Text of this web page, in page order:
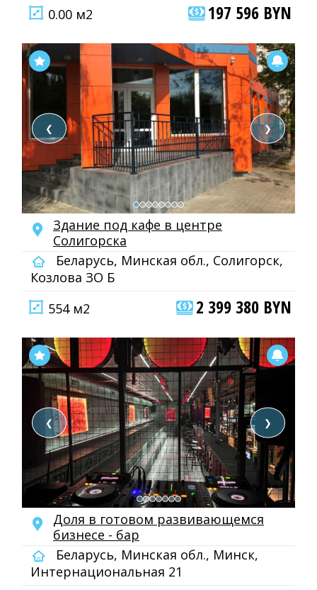
0.00 м2
197 596 BYN
❮ ❯
Здание под кафе в центре
Солигорска
Беларусь, Минская обл., Солигорск,
Козлова ЗО Б
554 м2
2 399 380 BYN
❮ ❯
Доля в готовом развивающемся
бизнесе - бар
Беларусь, Минская обл., Минск,
Интернациональная 21